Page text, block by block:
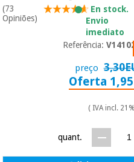
(73
Opiniões)
En stock.
Envio
imediato
Referência:
preço
Oferta
( IVA incl.
quant.